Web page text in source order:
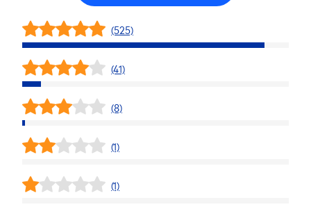
(525)
(41)
(8)
(1)
(1)